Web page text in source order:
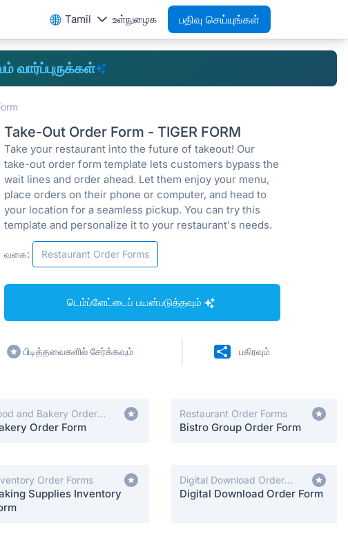
Tamil உள்நுழைக பதிவு செய்யுங்கள்
வார்ப்புருக்கள்
Take-Out Order Form - TIGER FORM
Take your restaurant into the future of takeout! Our
take-out order form template lets customers bypass the
wait lines and order ahead. Let them enjoy your menu,
place orders on their phone or computer, and head to
your location for a seamless pickup. You can try this
template and personalize it to your restaurant's needs.
வகை: Restaurant Order Forms
டெம்ப்ளேட்டைப் பயன்படுத்தவும்
பிடித்தவைகளில் சேர்க்கவும் பகிரவும்
and Bakery Order
Order Form
Restaurant Order Forms
Bistro Group Order Form
Order Forms
Supplies Inventory
Digital Download Order
Forms
Digital Download Order Form